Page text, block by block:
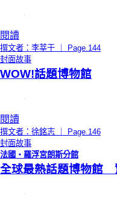
閱讀
撰文者：李莘于 ｜ Page.144
封面故事
WOW!話題博物館
閱讀
撰文者：徐銘志 ｜ Page.146
封面故事
法國‧羅浮宮朗斯分館
全球最熱話題博物館